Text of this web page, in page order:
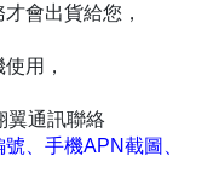
會出貨給您，
用，
翼通訊聯絡
、手機APN截圖、